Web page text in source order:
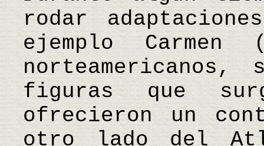
rodar
ejemplo
figuras que
ofrecieron un
otro lado del